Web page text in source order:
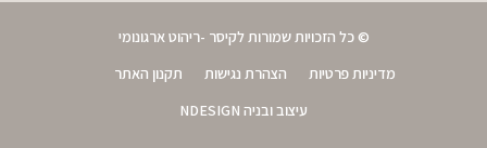
© כל הזכויות שמורות לקיסר -ריהוט ארגונומי
מדיניות פרטיות
הצהרת נגישות
תקנון האתר
עיצוב ובניה NDESIGN